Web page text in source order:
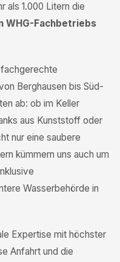
als 1.000 Litern die
Fachbetriebs
Berghausen bis Süd-
ab: ob im Keller
aus Kunststoff oder
nur eine saubere
kümmern uns auch um
Wasserbehörde in
Expertise mit höchster
Anfahrt und die